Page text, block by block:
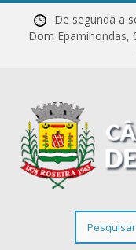
De segunda
Dom
por: